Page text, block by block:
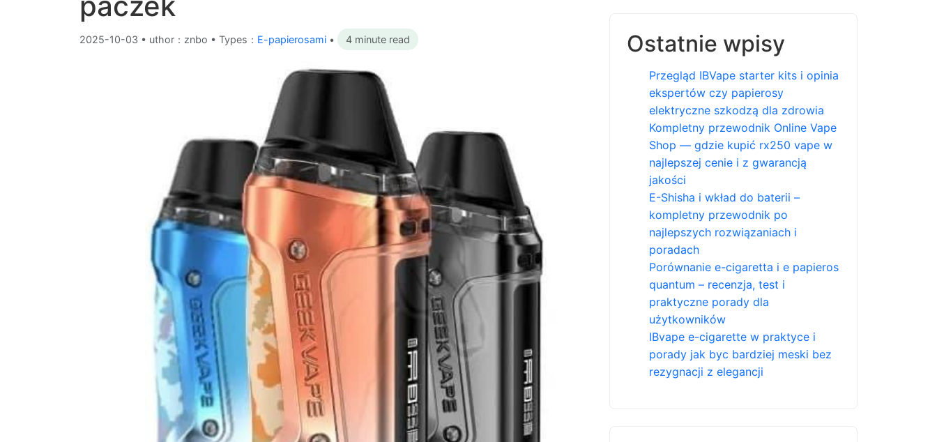
2025-10-03 • uthor：znbo • Types： E-papierosami • 4 minute read Ostatnie wpisy
Przegląd IBVape starter kits i opinia
ekspertów czy papierosy
elektryczne szkodzą dla zdrowia
Kompletny przewodnik Online Vape
Shop — gdzie kupić rx250 vape w
najlepszej cenie i z gwarancją
jakości
E-Shisha i wkład do baterii –
kompletny przewodnik po
najlepszych rozwiązaniach i
poradach
Porównanie e-cigaretta i e papieros
quantum – recenzja, test i
praktyczne porady dla
użytkowników
IBvape e-cigarette w praktyce i
porady jak byc bardziej meski bez
rezygnacji z elegancji